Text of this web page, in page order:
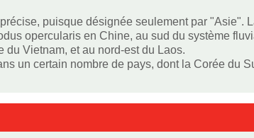
puisque désignée seulement par
opercularis en Chine, au sud du système
du Vietnam, et au nord-est du Laos.
un certain nombre de pays, dont la Corée du